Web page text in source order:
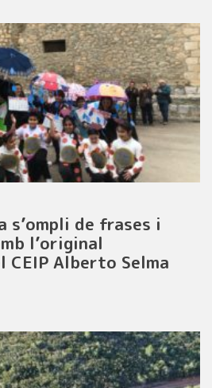
s’ompli de frases i
l’original
Alberto Selma